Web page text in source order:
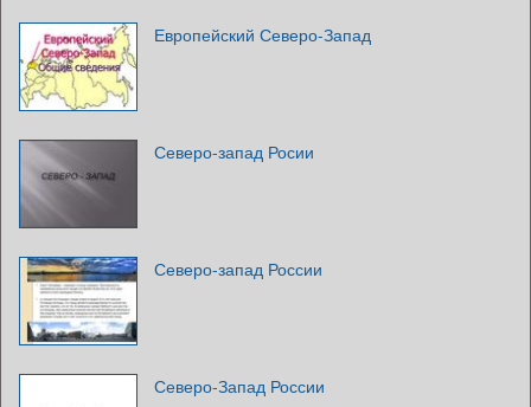
Европейский Северо-Запад
Северо-запад Росии
Северо-запад России
Северо-Запад России